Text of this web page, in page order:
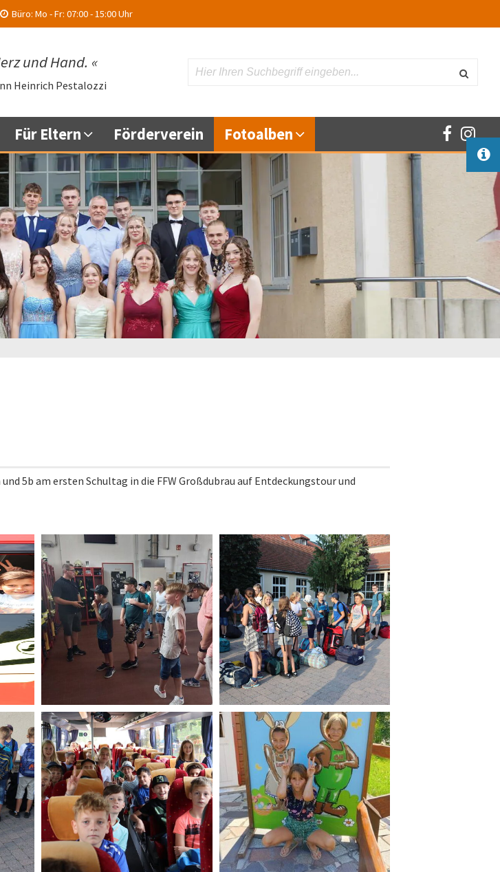
Büro: Mo - Fr: 07:00 - 15:00 Uhr
und Hand. «
Heinrich Pestalozzi
Für Eltern Förderverein Fotoalben
5b am ersten Schultag in die FFW Großdubrau auf Entdeckungstour und